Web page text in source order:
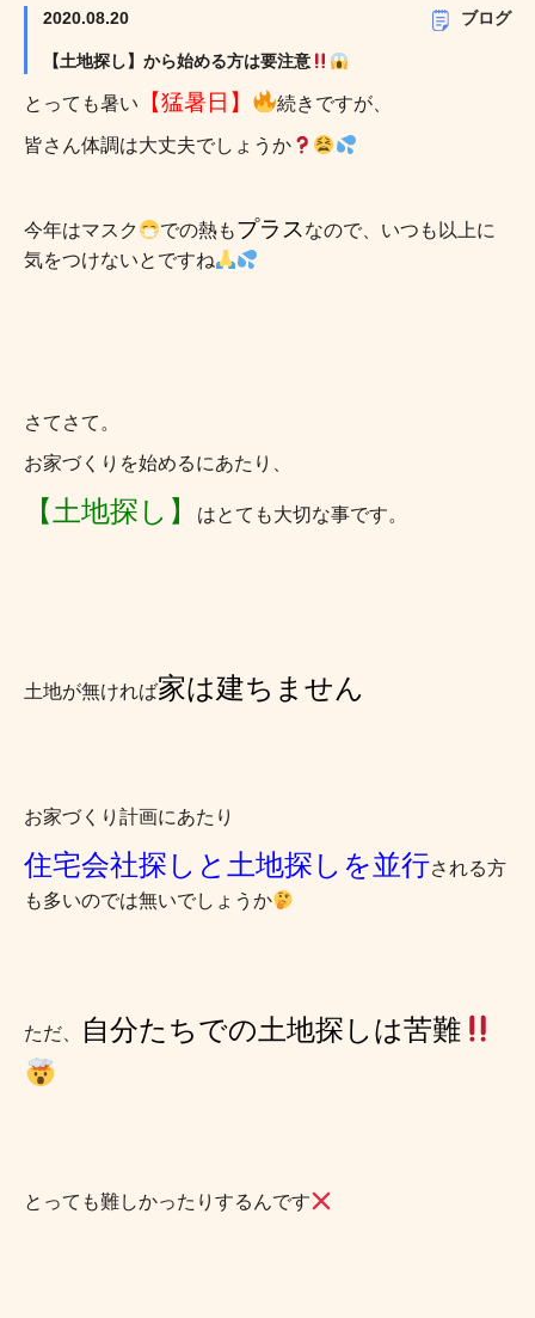
2020.08.20 ブログ
【土地探し】から始める方は要注意
とっても暑い 【猛暑日】 続きですが、
皆さん体調は大丈夫でしょうか
今年はマスク での熱もプラスなので、いつも以上に
気をつけないとですね
さてさて。
お家づくりを始めるにあたり、
【土地探し】 はとても大切な事です。
土地が無ければ家は建ちません
お家づくり計画にあたり
住宅会社探しと土地探しを並行される方
も多いのでは無いでしょうか
ただ、 自分たちでの土地探しは苦難
とっても難しかったりするんです